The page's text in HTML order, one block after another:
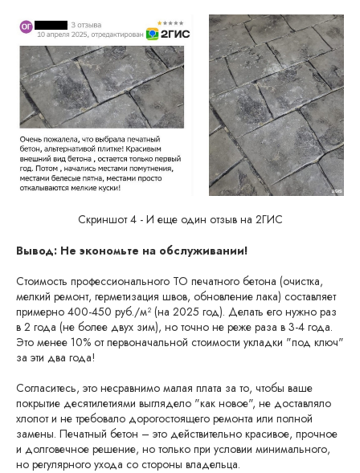
Скриншот 4 - И еще один отзыв на 2ГИС
Вывод: Не экономьте на обслуживании!
Стоимость профессионального ТО печатного бетона (очистка,
мелкий ремонт, герметизация швов, обновление лака) составляет
примерно 400-450 руб./м² (на 2025 год). Делать его нужно раз
в 2 года (не более двух зим), но точно не реже раза в 3-4 года.
Это менее 10% от первоначальной стоимости укладки "под ключ"
за эти два года!
Согласитесь, это несравнимо малая плата за то, чтобы ваше
покрытие десятилетиями выглядело "как новое", не доставляло
хлопот и не требовало дорогостоящего ремонта или полной
замены. Печатный бетон – это действительно красивое, прочное
и долговечное решение, но только при условии минимального,
но регулярного ухода со стороны владельца.